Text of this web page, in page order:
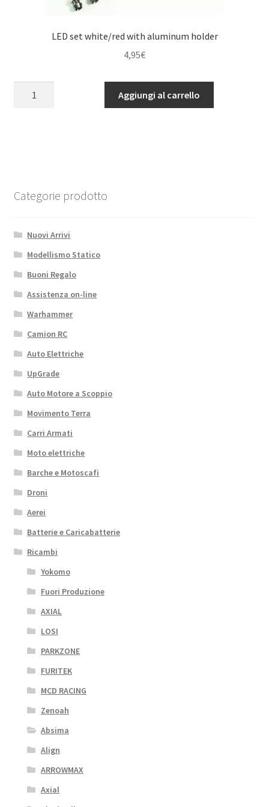
LED set white/red with aluminum holder
4,95€
Aggiungi al carrello
Categorie prodotto
Nuovi Arrivi
Modellismo Statico
Buoni Regalo
Assistenza on-line
Warhammer
Camion RC
Auto Elettriche
UpGrade
Auto Motore a Scoppio
Movimento Terra
Carri Armati
Moto elettriche
Barche e Motoscafi
Droni
Aerei
Batterie e Caricabatterie
Ricambi
Yokomo
Fuori Produzione
AXIAL
LOSI
PARKZONE
FURITEK
MCD RACING
Zenoah
Absima
Align
ARROWMAX
Axial